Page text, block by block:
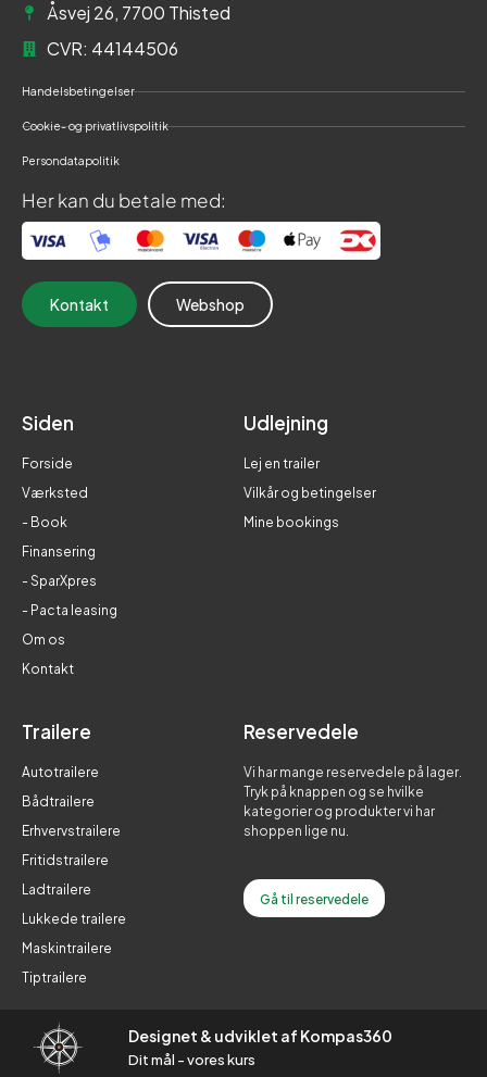
Åsvej 26, 7700 Thisted
CVR: 44144506
Handelsbetingelser
Cookie- og privatlivspolitik
Persondatapolitik
Her kan du betale med:
Kontakt Webshop
Siden
Forside
Værksted
- Book
Finansering
- SparXpres
- Pacta leasing
Om os
Kontakt
Udlejning
Lej en trailer
Vilkår og betingelser
Mine bookings
Trailere
Autotrailere
Bådtrailere
Erhvervstrailere
Fritidstrailere
Ladtrailere
Lukkede trailere
Maskintrailere
Tiptrailere
Reservedele
Vi har mange reservedele på lager.
Tryk på knappen og se hvilke
kategorier og produkter vi har
shoppen lige nu.
Gå til reservedele
Designet & udviklet af Kompas360
Dit mål - vores kurs